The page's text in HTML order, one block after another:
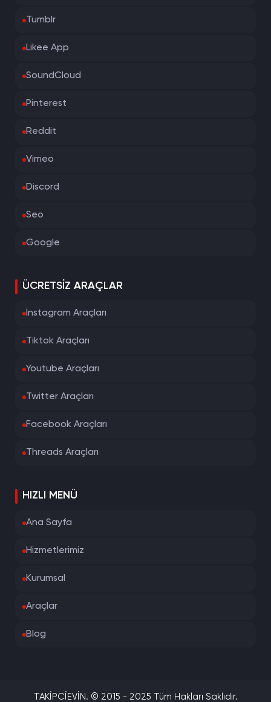
Tumblr
Likee App
SoundCloud
Pinterest
Reddit
Vimeo
Discord
Seo
Google
ÜCRETSIZ ARAÇLAR
İnstagram Araçları
Tiktok Araçları
Youtube Araçları
Twitter Araçları
Facebook Araçları
Threads Araçları
HIZLI MENÜ
Ana Sayfa
Hizmetlerimiz
Kurumsal
Araçlar
Blog
TAKİPCİEVİN. © 2015 - 2025 Tüm Hakları Saklıdır.